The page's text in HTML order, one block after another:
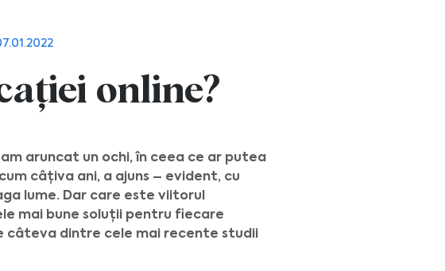
online?
aruncat un ochi, în ceea ce ar putea
câțiva ani, a ajuns – evident, cu
lume. Dar care este viitorul
mai bune soluții pentru fiecare
câteva dintre cele mai recente studii